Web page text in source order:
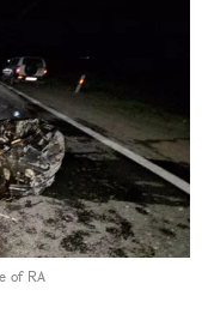
of RA